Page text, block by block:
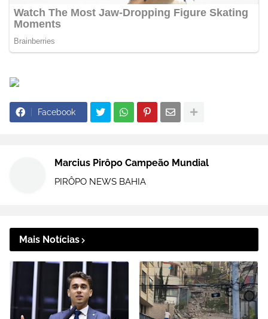
Facebook
Marcius Pirôpo Campeão Mundial
PIRÔPO NEWS BAHIA
Mais Notícias